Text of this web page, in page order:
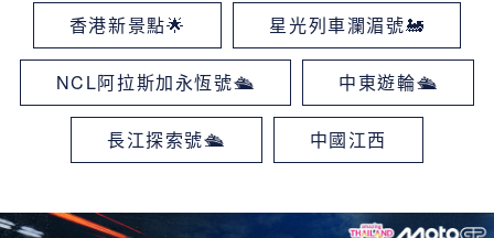
香港新景點🌟 星光列車瀾湄號🚂
NCL阿拉斯加永恆號🛳 中東遊輪🛳
長江探索號🛳 中國江西